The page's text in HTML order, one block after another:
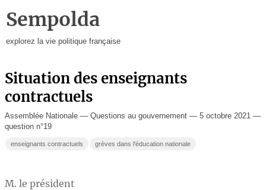
Sempolda
explorez la vie politique française
Situation des enseignants
contractuels
Assemblée Nationale — Questions au gouvernement — 5 octobre 2021 —
question n°19
enseignants contractuels grèves dans l'éducation nationale
M. le président